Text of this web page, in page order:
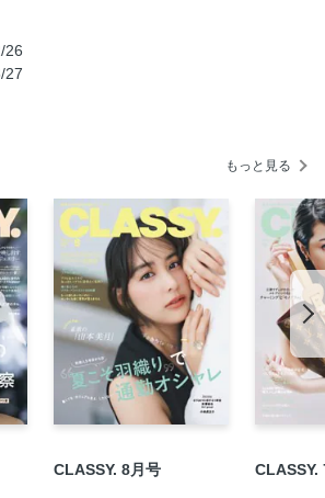
で働く私たちのファッションとこれから
ね方
が最強！
毎日だから、目に入るところ全部可愛く
い通勤コスパアイテム」指名買い
」をもっと素敵にできる方法ありますか？
ダイエット知識で冬太りを脱却！1月の着
生の宝物
のお悩み相談室、開講！
6期生募集、始まります！
レン」のニットでできること全部
26
27
もっと見る
CLASSY. 8月号 CLASSY.